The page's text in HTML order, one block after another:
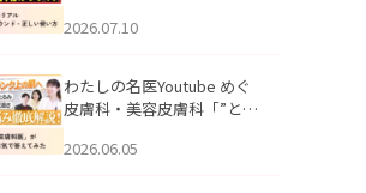
医師が明かす副作用・リバ
公開いたしました。
2026.07.10
わたしの名医Youtube めぐ
皮膚科・美容皮膚科「”とお
ッズの肌悩みに本気で答え
2026.06.05